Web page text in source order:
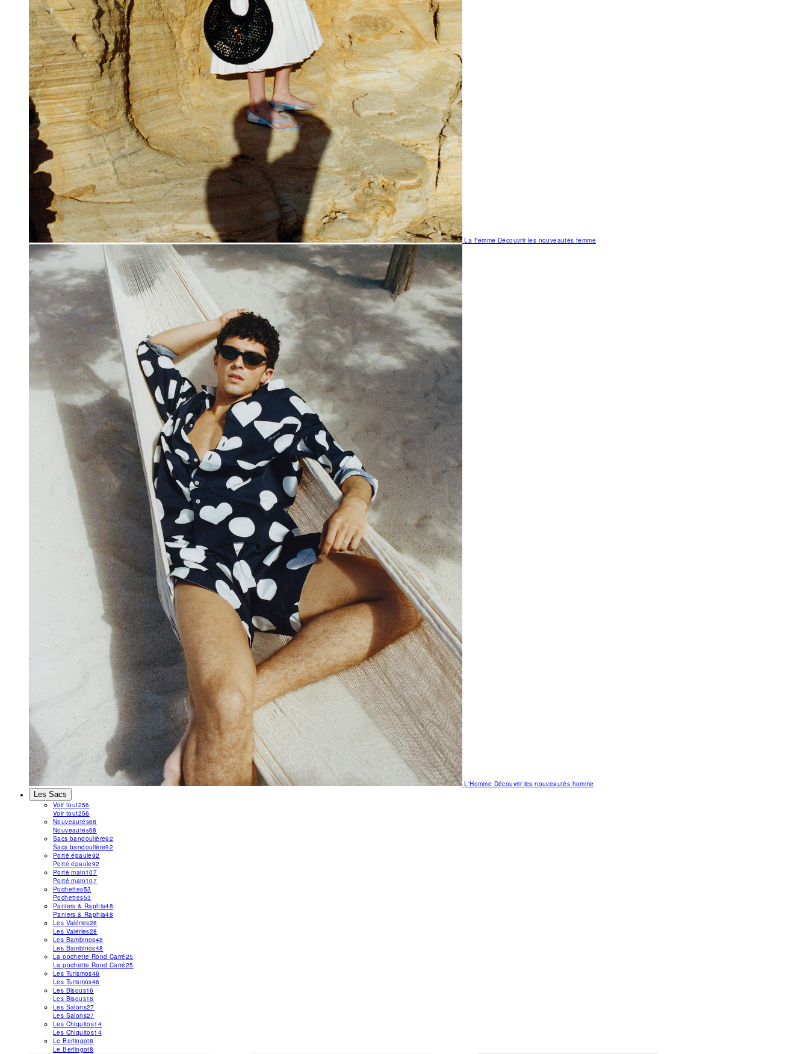
La FemmeDécouvrir les nouveautés femme
L'Homme Découvrir les nouveautés homme
Les Sacs
Voir tout256
Voir tout256
Nouveautés68
Nouveautés68
Sacs bandoulière92
Sacs bandoulière92
Porté épaule92
Porté épaule92
Porté main107
Porté main107
Pochettes53
Pochettes53
Paniers & Raphia48
Paniers & Raphia48
Les Valéries28
Les Valéries28
Les Bambinos48
Les Bambinos48
La pochette Rond Carré25
La pochette Rond Carré25
Les Turismos46
Les Turismos46
Les Bisous16
Les Bisous16
Les Salons27
Les Salons27
Les Chiquitos14
Les Chiquitos14
Le Berlingot8
Le Berlingot8